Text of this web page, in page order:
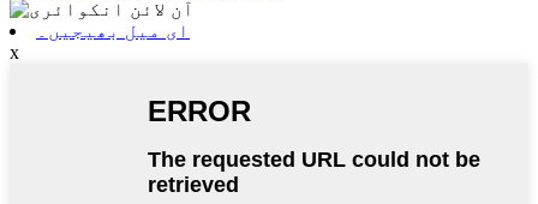
ای میل بھیجیں۔
x